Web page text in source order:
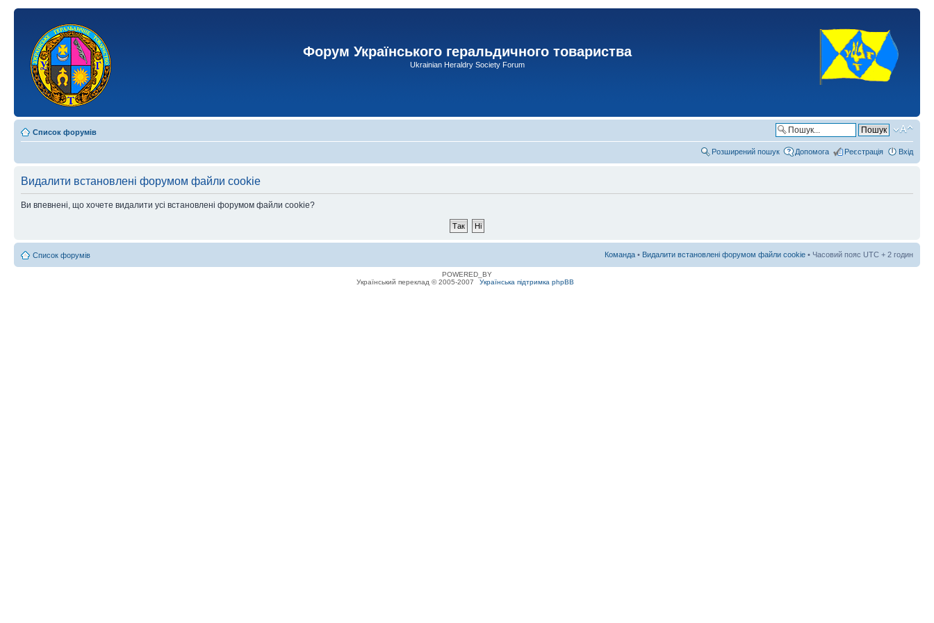
Форум Українського геральдичного товариства
Ukrainian Heraldry Society Forum
Список форумів
Розширений пошук Допомога Реєстрація Вхід
Видалити встановлені форумом файли cookie
Ви впевнені, що хочете видалити усі встановлені форумом файли cookie?
Список форумів Команда • Видалити встановлені форумом файли cookie • Часовий пояс UTC + 2 годин
POWERED_BY
Український переклад © 2005-2007
Українська підтримка phpBB